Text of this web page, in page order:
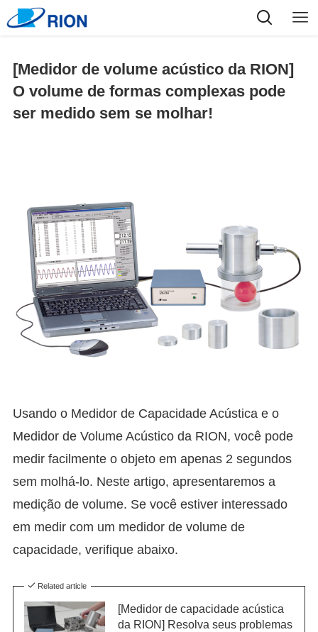
[Medidor de volume acústico da RION]
O volume de formas complexas pode
ser medido sem se molhar!
Usando o Medidor de Capacidade Acústica e o
Medidor de Volume Acústico da RION, você pode
medir facilmente o objeto em apenas 2 segundos
sem molhá-lo. Neste artigo, apresentaremos a
medição de volume. Se você estiver interessado
em medir com um medidor de volume de
capacidade, verifique abaixo.
Related article
[Medidor de capacidade acústica
da RION] Resolva seus problemas